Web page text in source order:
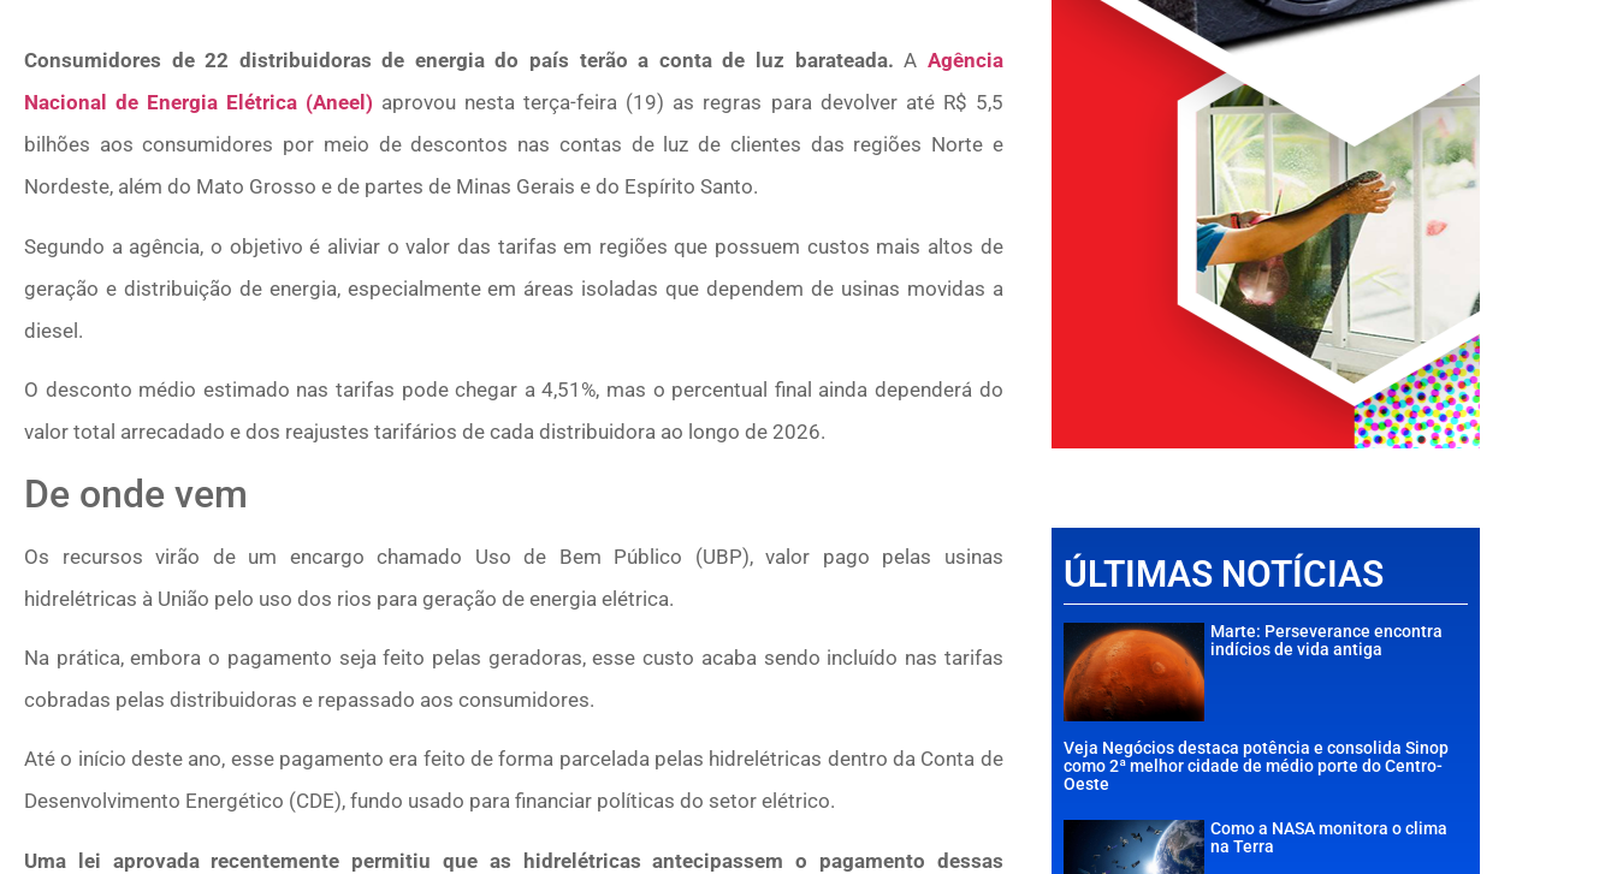
Consumidores de 22 distribuidoras de energia do país terão a conta de luz barateada. A Agência
Nacional de Energia Elétrica (Aneel) aprovou nesta terça-feira (19) as regras para devolver até R$ 5,5
bilhões aos consumidores por meio de descontos nas contas de luz de clientes das regiões Norte e
Nordeste, além do Mato Grosso e de partes de Minas Gerais e do Espírito Santo.
Segundo a agência, o objetivo é aliviar o valor das tarifas em regiões que possuem custos mais altos de
geração e distribuição de energia, especialmente em áreas isoladas que dependem de usinas movidas a
diesel.
O desconto médio estimado nas tarifas pode chegar a 4,51%, mas o percentual final ainda dependerá do
valor total arrecadado e dos reajustes tarifários de cada distribuidora ao longo de 2026.
De onde vem
Os recursos virão de um encargo chamado Uso de Bem Público (UBP), valor pago pelas usinas
hidrelétricas à União pelo uso dos rios para geração de energia elétrica.
Na prática, embora o pagamento seja feito pelas geradoras, esse custo acaba sendo incluído nas tarifas
cobradas pelas distribuidoras e repassado aos consumidores.
Até o início deste ano, esse pagamento era feito de forma parcelada pelas hidrelétricas dentro da Conta de
Desenvolvimento Energético (CDE), fundo usado para financiar políticas do setor elétrico.
Uma lei aprovada recentemente permitiu que as hidrelétricas antecipassem o pagamento dessas
ÚLTIMAS NOTÍCIAS
Marte: Perseverance encontra
indícios de vida antiga
Veja Negócios destaca potência e consolida Sinop
como 2ª melhor cidade de médio porte do Centro-
Oeste
Como a NASA monitora o clima
na Terra